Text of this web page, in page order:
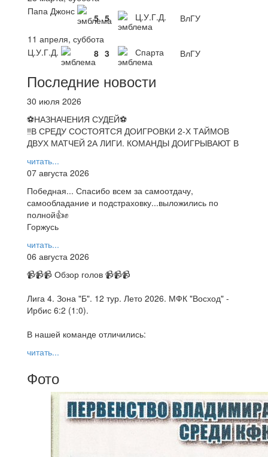
Папа Джонс
5 5 Ц.У.Г.Д.
ВлГУ
11 апреля, суббота
Ц.У.Г.Д.
8 3 Спарта ВлГУ
Последние новости
30 июля 2026
⚽НАЗНАЧЕНИЯ СУДЕЙ⚽
‼В СРЕДУ СОСТОЯТСЯ ДОИГРОВКИ 2-Х ТАЙМОВ
ДВУХ МАТЧЕЙ 2А ЛИГИ. КОМАНДЫ ДОИГРЫВАЮТ В
читать...
07 августа 2026
Победная... Спасибо всем за самоотдачу,
самообладание и подстраховку...выложились по
полной👍✊
Горжусь
читать...
06 августа 2026
📹📹📹 Обзор голов 📹📹📹
Лига 4. Зона "Б". 12 тур. Лето 2026. МФК "Восход" -
Ирбис 6:2 (1:0).
В нашей команде отличились:
читать...
Фото